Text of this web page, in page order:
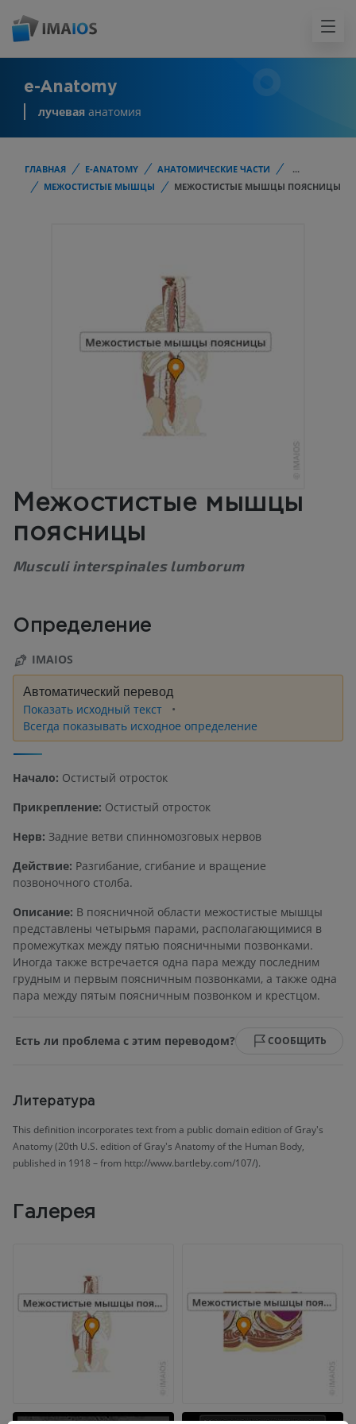
e-Anatomy
лучевая анатомия
ГЛАВНАЯ E-ANATOMY АНАТОМИЧЕСКИЕ ЧАСТИ
...
МЕЖОСТИСТЫЕ МЫШЦЫ
МЕЖОСТИСТЫЕ МЫШЦЫ ПОЯСНИЦЫ
Межостистые мышцы
поясницы
Musculi interspinales lumborum
Определение
IMAIOS
Автоматический перевод
Показать исходный текст
Всегда показывать исходное определение
Начало: Остистый отросток
Прикрепление: Остистый отросток
Нерв: Задние ветви спинномозговых нервов
Действие: Разгибание, сгибание и вращение
позвоночного столба.
Описание: В поясничной области межостистые мышцы
представлены четырьмя парами, располагающимися в
промежутках между пятью поясничными позвонками.
Иногда также встречается одна пара между последним
грудным и первым поясничным позвонками, а также одна
пара между пятым поясничным позвонком и крестцом.
Есть ли проблема с этим переводом? СООБЩИТЬ
Литература
This definition incorporates text from a public domain edition of Gray's
Anatomy (20th U.S. edition of Gray's Anatomy of the Human Body,
published in 1918 – from http://www.bartleby.com/107/).
Галерея